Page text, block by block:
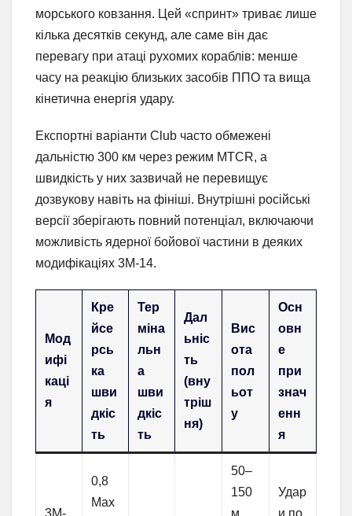
морського ковзання. Цей «спринт» триває лише
кілька десятків секунд, але саме він дає
перевагу при атаці рухомих кораблів: менше
часу на реакцію близьких засобів ППО та вища
кінетична енергія удару.
Експортні варіанти Club часто обмежені
дальністю 300 км через режим MTCR, а
швидкість у них зазвичай не перевищує
дозвукову навіть на фініші. Внутрішні російські
версії зберігають повний потенціал, включаючи
можливість ядерної бойової частини в деяких
модифікаціях 3М-14.
Мод
ифі
каці
я
Кре
йсе
рсь
ка
шви
дкіс
ть
Тер
міна
льн
а
шви
дкіс
ть
Дал
ьніс
ть
(вну
тріш
ня)
Вис
ота
пол
ьот
у
Осн
овн
е
при
знач
енн
я
3М-
0,8
Мах
50–
150
м
Удар
и по